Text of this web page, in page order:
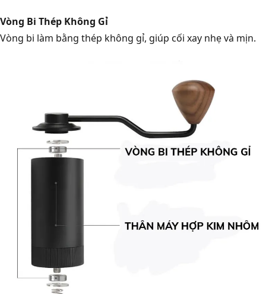
Vòng Bi Thép Không Gỉ
Vòng bi làm bằng thép không gỉ, giúp cối xay nhẹ và mịn.